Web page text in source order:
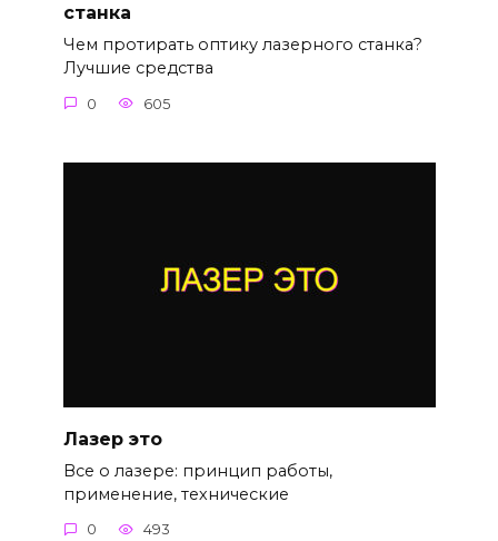
станка
Чем протирать оптику лазерного станка?
Лучшие средства
0 605
Лазер это
Все о лазере: принцип работы,
применение, технические
0 493